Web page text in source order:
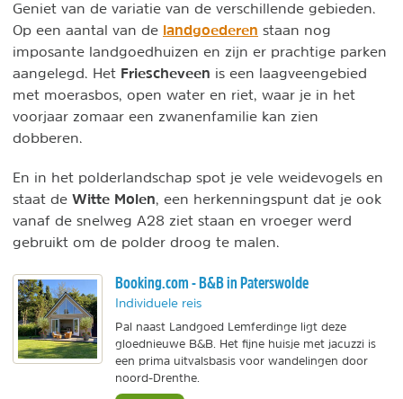
Geniet van de variatie van de verschillende gebieden.
Op een aantal van de landgoederen staan nog
imposante landgoedhuizen en zijn er prachtige parken
aangelegd. Het Friescheveen is een laagveengebied
met moerasbos, open water en riet, waar je in het
voorjaar zomaar een zwanenfamilie kan zien
dobberen.
En in het polderlandschap spot je vele weidevogels en
staat de Witte Molen , een herkenningspunt dat je ook
vanaf de snelweg A28 ziet staan en vroeger werd
gebruikt om de polder droog te malen.
Booking.com - B&B in Paterswolde
Individuele reis
Pal naast Landgoed Lemferdinge ligt deze
gloednieuwe B&B. Het fijne huisje met jacuzzi is
een prima uitvalsbasis voor wandelingen door
noord-Drenthe.